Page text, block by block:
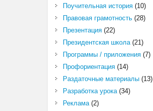
Поучительная история(10)
Правовая грамотность(28)
Презентация(22)
Президентская школа(21)
Программы / приложения(7)
Профориентация(14)
Раздаточные материалы(13)
Разработка урока(34)
Реклама(2)